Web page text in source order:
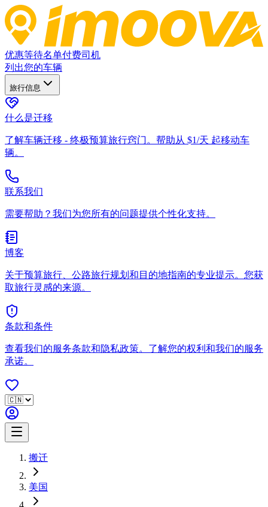
优惠等待名单付费司机
列出您的车辆
旅行信息
什么是迁移
了解车辆迁移 - 终极预算旅行窍门。帮助从 $1/天 起移动车
辆。
联系我们
需要帮助？我们为您所有的问题提供个性化支持。
博客
关于预算旅行、公路旅行规划和目的地指南的专业提示。您获
取旅行灵感的来源。
条款和条件
查看我们的服务条款和隐私政策。了解您的权利和我们的服务
承诺。
搬迁
美国